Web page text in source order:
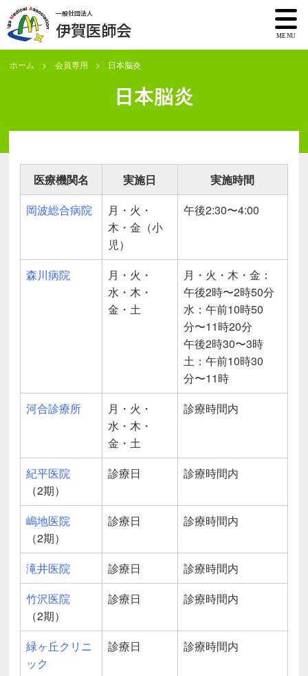
一般社団法人
伊賀医師会
ホーム 会員専用 日本脳炎
日本脳炎
医療機関名 実施日
実施時間
岡波総合病院
月・火・
木・金（小
児）
午後2:30〜4:00
森川病院
月・火・
水・木・
金・土
月・火・木・金：
午後2時〜2時50分
水：午前10時50
分〜11時20分
午後2時30〜3時
土：午前10時30
分〜11時
河合診療所
月・火・
水・木・
金・土
診療時間内
紀平医院
（2期）
診療日 診療時間内
嶋地医院
（2期）
診療日 診療時間内
滝井医院 診療日
診療時間内
竹沢医院
（2期）
診療日 診療時間内
緑ヶ丘クリニ
ック
診療日 診療時間内